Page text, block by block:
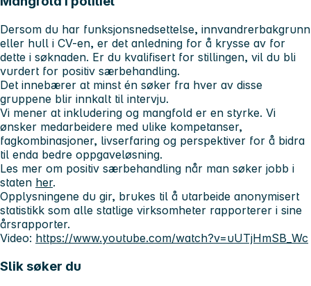
Dersom du har funksjonsnedsettelse, innvandrerbakgrunn
eller hull i CV-en, er det anledning for å krysse av for
dette i søknaden. Er du kvalifisert for stillingen, vil du bli
vurdert for positiv særbehandling.
Det innebærer at minst én søker fra hver av disse
gruppene blir innkalt til intervju.
Vi mener at inkludering og mangfold er en styrke. Vi
ønsker medarbeidere med ulike kompetanser,
fagkombinasjoner, livserfaring og perspektiver for å bidra
til enda bedre oppgaveløsning.
Les mer om positiv særbehandling når man søker jobb i
staten her.
Opplysningene du gir, brukes til å utarbeide anonymisert
statistikk som alle statlige virksomheter rapporterer i sine
årsrapporter.
Video: https://www.youtube.com/watch?v=uUTjHmSB_Wc
Slik søker du